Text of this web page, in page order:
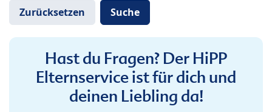
Hast du Fragen? Der HiPP
Elternservice ist für dich und
deinen Liebling da!